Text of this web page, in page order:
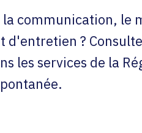
communication, le
?
les services de la